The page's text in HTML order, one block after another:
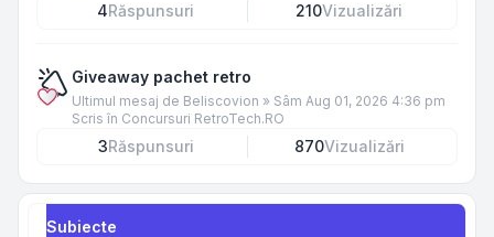
4Răspunsuri 210Vizualizări
Giveaway pachet retro
Ultimul mesaj de Beliscovion » Sâm Aug 01, 2026 4:36 pm
Scris în Concursuri RetroTech.RO
3Răspunsuri 870Vizualizări
Subiecte